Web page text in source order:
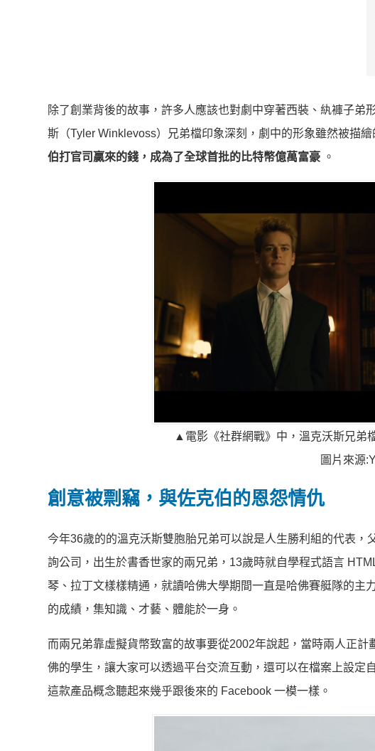
除了創業背後的故事，許多人應該也對劇中穿著西裝、紈褲子弟
斯（Tyler Winklevoss）兄弟檔印象深刻，劇中的形象雖然被描
伯打官司贏來的錢，成為了全球首批的比特幣億萬富豪 。
▲電影《社群網戰》中，溫克沃斯兄弟
圖片來源
創意被剽竊，與佐克伯的恩怨情仇
今年36歲的的溫克沃斯雙胞胎兄弟可以說是人生勝利組的代表
詢公司，出生於書香世家的兩兄弟，13歲時就自學程式語言
琴、拉丁文樣樣精通，就讀哈佛大學期間一直是哈佛賽艇隊的
的成績，集知識、才藝、體能於一身。
而兩兄弟靠虛擬貨幣致富的故事要從2002年說起，當時兩人正
佛的學生，讓大家可以透過平台交流互動，還可以在檔案上設定
這款產品概念聽起來幾乎跟後來的 Facebook 一模一樣。